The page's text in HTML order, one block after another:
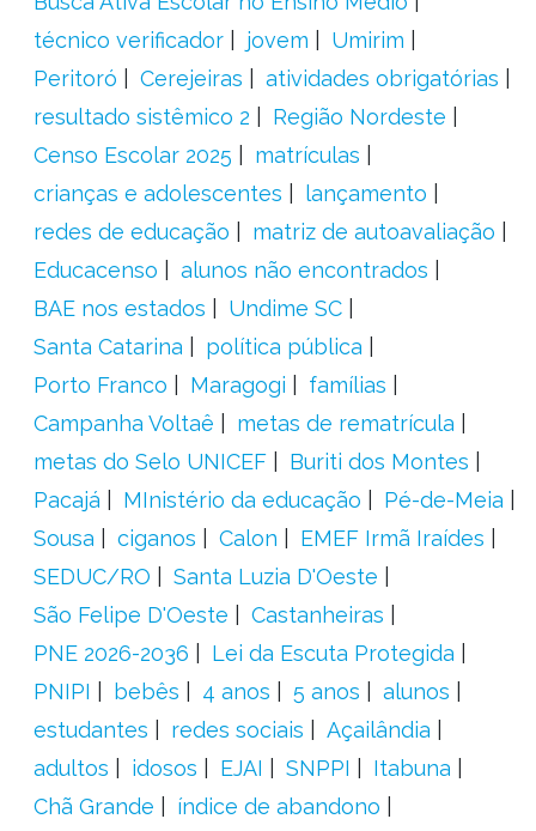
técnico verificador
jovem
Umirim
Peritoró
Cerejeiras
atividades obrigatórias
resultado sistêmico 2
Região Nordeste
Censo Escolar 2025
matrículas
crianças e adolescentes
lançamento
redes de educação
matriz de autoavaliação
Educacenso
alunos não encontrados
BAE nos estados
Undime SC
Santa Catarina
política pública
Porto Franco
Maragogi
famílias
Campanha Voltaê
metas de rematrícula
metas do Selo UNICEF
Buriti dos Montes
Pacajá
MInistério da educação
Pé-de-Meia
Sousa
ciganos Calon
EMEF Irmã Iraídes
SEDUC/RO
Santa Luzia D'Oeste
São Felipe D'Oeste
Castanheiras
PNE 2026-2036
Lei da Escuta Protegida
PNIPI
bebês 4 anos 5 anos
alunos
estudantes
redes sociais
Açailândia
adultos
idosos EJAI SNPPI
Itabuna
Chã Grande
índice de abandono